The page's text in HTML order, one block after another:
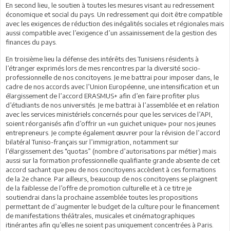
En second lieu, le soutien à toutes les mesures visant au redressement
économique et social du pays. Un redressement qui doit être compatible
avec les exigences de réduction des inégalités sociales et régionales mais
aussi compatible avec l’exigence d’un assainissement de la gestion des
finances du pays.
En troisième lieu la défense des intérêts des Tunisiens résidents à
l’étranger exprimés lors de mes rencontres par la diversité socio-
professionnelle de nos concitoyens. Je me battrai pour imposer dans, le
cadre de nos accords avec l’Union Européenne, une intensification et un
élargissement de l’accord ERASMUS+ afin d’en faire profiter plus
d’étudiants de nos universités. Je me battrai à l’assemblée et en relation
avec les services ministériels concernés pour que les services de l’API,
soient réorganisés afin d’offrir un «un guichet unique» pour nos jeunes
entrepreneurs. Je compte également œuvrer pour la révision de l’accord
bilatéral Tuniso-français sur l’immigration, notamment sur
l’élargissement des “quotas” (nombre d’autorisations par métier) mais
aussi sur la formation professionnelle qualifiante grande absente de cet
accord sachant que peu de nos concitoyens accèdent à ces formations
de la 2e chance. Par ailleurs, beaucoup de nos concitoyens se plaignent
de la faiblesse de l’offre de promotion culturelle et à ce titre je
soutiendrai dans la prochaine assemblée toutes les propositions
permettant de d’augmenter le budget de la culture pour le financement
de manifestations théâtrales, musicales et cinématographiques
itinérantes afin qu’elles ne soient pas uniquement concentrées à Paris.